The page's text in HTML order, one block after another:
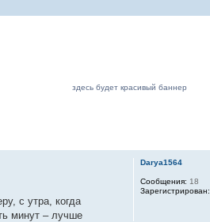
здесь будет красивый баннер
с утра, когда
минут – лучше
Darya1564
Сообщения: 18
Зарегистрирован: